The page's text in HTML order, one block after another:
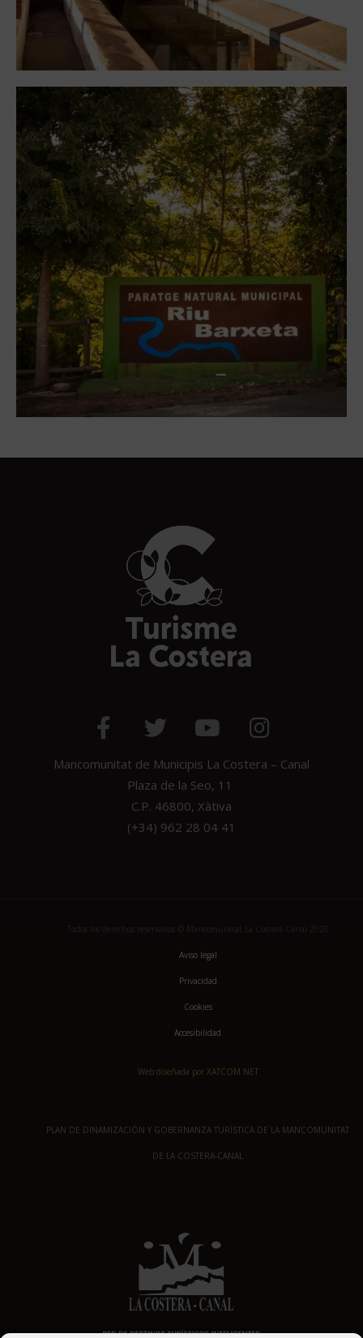
Mancomunitat de Municipis La Costera – Canal
Plaza de la Seo, 11
C.P. 46800, Xàtiva
(+34) 962 28 04 41
Aviso legal
Privacidad
Cookies
Accesibilidad
Web diseñada por XATCOM.NET
PLAN DE DINAMIZACIÓN Y GOBERNANZA TURÍSTICA DE LA MANCOMUNITAT
DE LA COSTERA-CANAL